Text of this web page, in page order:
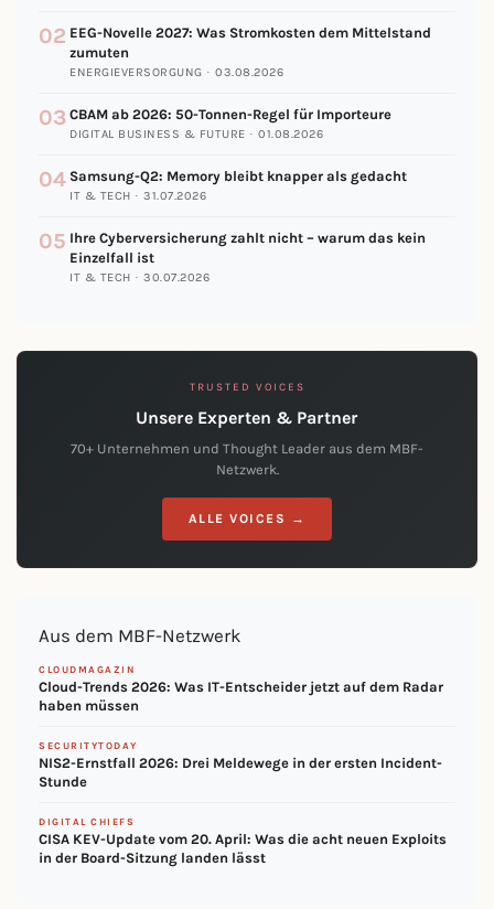
02 EEG-Novelle 2027: Was Stromkosten dem Mittelstand
zumuten
ENERGIEVERSORGUNG · 03.08.2026
03 CBAM ab 2026: 50-Tonnen-Regel für Importeure
DIGITAL BUSINESS & FUTURE · 01.08.2026
04 Samsung-Q2: Memory bleibt knapper als gedacht
IT & TECH · 31.07.2026
05 Ihre Cyberversicherung zahlt nicht – warum das kein
Einzelfall ist
IT & TECH · 30.07.2026
TRUSTED VOICES
Unsere Experten & Partner
70+ Unternehmen und Thought Leader aus dem MBF-
Netzwerk.
ALLE VOICES →
Aus dem MBF-Netzwerk
CLOUDMAGAZIN
Cloud-Trends 2026: Was IT-Entscheider jetzt auf dem Radar
haben müssen
SECURITYTODAY
NIS2-Ernstfall 2026: Drei Meldewege in der ersten Incident-
Stunde
DIGITAL CHIEFS
CISA KEV-Update vom 20. April: Was die acht neuen Exploits
in der Board-Sitzung landen lässt